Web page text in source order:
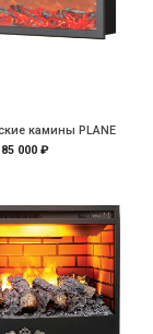
камины PLANE
85 000 ₽